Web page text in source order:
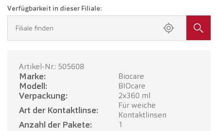
Verfügbarkeit in dieser Filiale:
Filiale finden
Artikel-Nr.: 505608
Marke: Biocare
Modell: BIOcare
Verpackung: 2x360 ml
Art der Kontaktlinse:
Für weiche
Kontaktlinsen
Anzahl der Pakete: 1